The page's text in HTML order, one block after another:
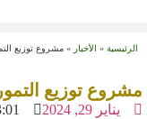
الرئيسية » الأخبار » مشروع توزيع
مشروع توزيع التمور
يناير 29, 2024